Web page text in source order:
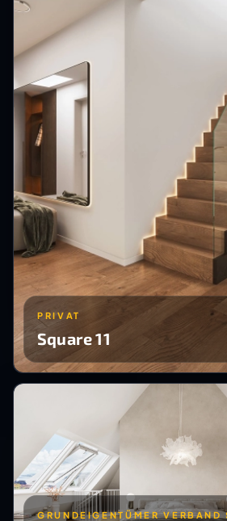
PRIVAT
Square 11
GRUNDEIGENTÜMER VERBAND